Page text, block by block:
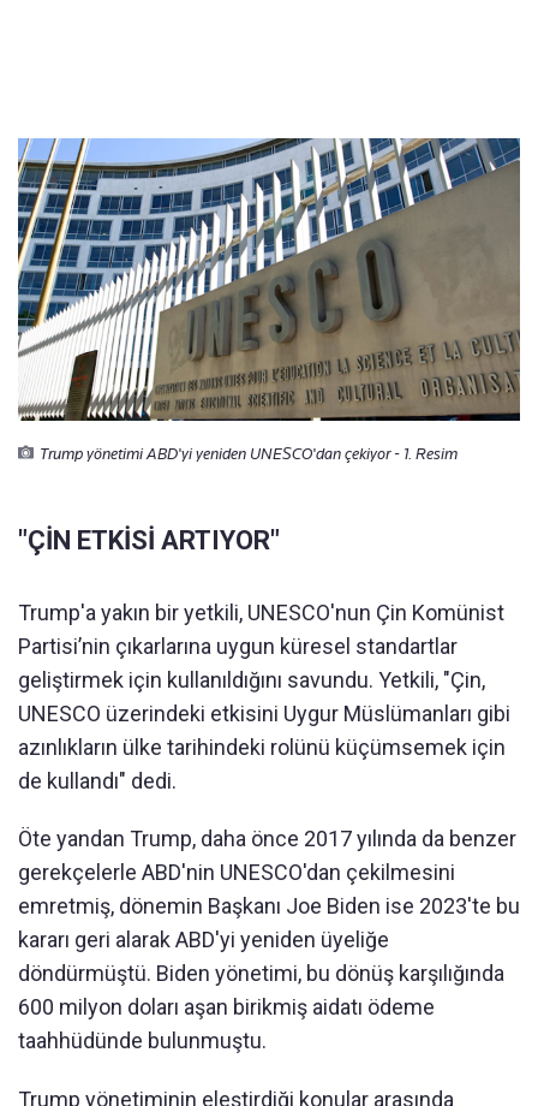
Trump yönetimi ABD'yi yeniden UNESCO'dan çekiyor - 1. Resim
"ÇİN ETKİSİ ARTIYOR"
Trump'a yakın bir yetkili, UNESCO'nun Çin Komünist
Partisi’nin çıkarlarına uygun küresel standartlar
geliştirmek için kullanıldığını savundu. Yetkili, "Çin,
UNESCO üzerindeki etkisini Uygur Müslümanları gibi
azınlıkların ülke tarihindeki rolünü küçümsemek için
de kullandı" dedi.
Öte yandan Trump, daha önce 2017 yılında da benzer
gerekçelerle ABD'nin UNESCO'dan çekilmesini
emretmiş, dönemin Başkanı Joe Biden ise 2023'te bu
kararı geri alarak ABD'yi yeniden üyeliğe
döndürmüştü. Biden yönetimi, bu dönüş karşılığında
600 milyon doları aşan birikmiş aidatı ödeme
taahhüdünde bulunmuştu.
Trump yönetiminin eleştirdiği konular arasında